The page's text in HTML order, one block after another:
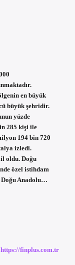
en büyük
büyük şehridir.
yüzde
285 kişi ile
194 bin 720
izledi.
oldu. Doğu
özel istihdam
Doğu Anadolu…
https://finplus.com.tr